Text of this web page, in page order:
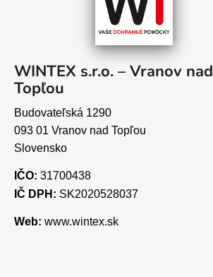
WINTEX s.r.o. – Vranov nad
Topľou
Budovateľská 1290
093 01 Vranov nad Topľou
Slovensko
IČO: 31700438
IČ DPH: SK2020528037
Web: www.wintex.sk